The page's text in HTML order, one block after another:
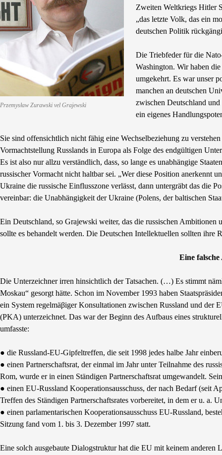
Przemysław Zurawski vel Grajewski
Zweiten Weltkriegs Hitler
„das letzte Volk, das ein
deutschen Politik
Die Triebfeder für die
Washington. Wir haben
umgekehrt. Es war unser
manchen an deutschen
zwischen Deutschland
ein eigenes
Sie sind offensichtlich nicht fähig eine Wechselbeziehung zu
Vormachtstellung Russlands in Europa als Folge des endgültigen
Es ist also nur allzu verständlich, dass, so lange es unabhängige
russischer Vormacht nicht haltbar sei. „Wer diese Position anerkennt
Ukraine die russische Einflusszone verlässt, dann untergräbt das die
vereinbar: die Unabhängigkeit der Ukraine (Polens, der baltischen
Ein Deutschland, so Grajewski weiter, das die russischen
sollte es behandelt werden. Die Deutschen Intellektuellen sollten ihre
Eine falsche
Die Unterzeichner irren hinsichtlich der Tatsachen. (…) Es stimmt
Moskau“ gesorgt hätte. Schon im November 1993 haben
ein System regelmäβiger Konsultationen zwischen Russland und der
(PKA) unterzeichnet. Das war der Beginn des Aufbaus eines
umfasste:
● die Russland-EU-Gipfeltreffen, die seit 1998 jedes halbe Jahr
● einen Partnerschaftsrat, der einmal im Jahr unter Teilnahme des
Rom, wurde er in einen Ständigen Partnerschaftsrat umgewandelt.
● einen EU-Russland Kooperationsausschuss, der nach Bedarf (seit
Treffen des Ständigen Partnerschaftsrates vorbereitet, in dem er u. a.
● einen parlamentarischen Kooperationsausschuss EU-Russland,
Sitzung fand vom 1. bis 3. Dezember 1997 statt.
Eine solch ausgebaute Dialogstruktur hat die EU mit keinem